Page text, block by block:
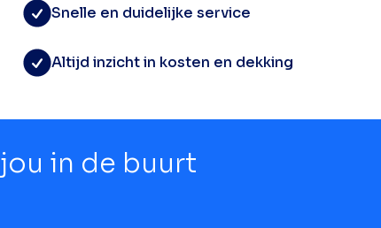
Snelle en duidelijke service
Altijd inzicht in kosten en dekking
in de buurt